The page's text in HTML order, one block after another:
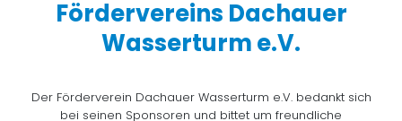
Fördervereins Dachauer
Wasserturm e.V.
Der Förderverein Dachauer Wasserturm e.V. bedankt sich
bei seinen Sponsoren und bittet um freundliche